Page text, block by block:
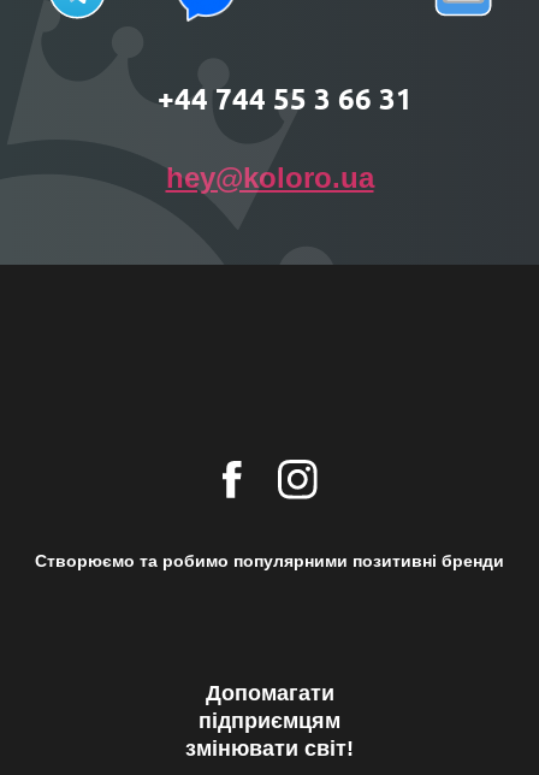
+44 744 55 3 66 31
hey@koloro.ua
Створюємо та робимо популярними позитивні бренди
Допомагати
підприємцям
змінювати світ!